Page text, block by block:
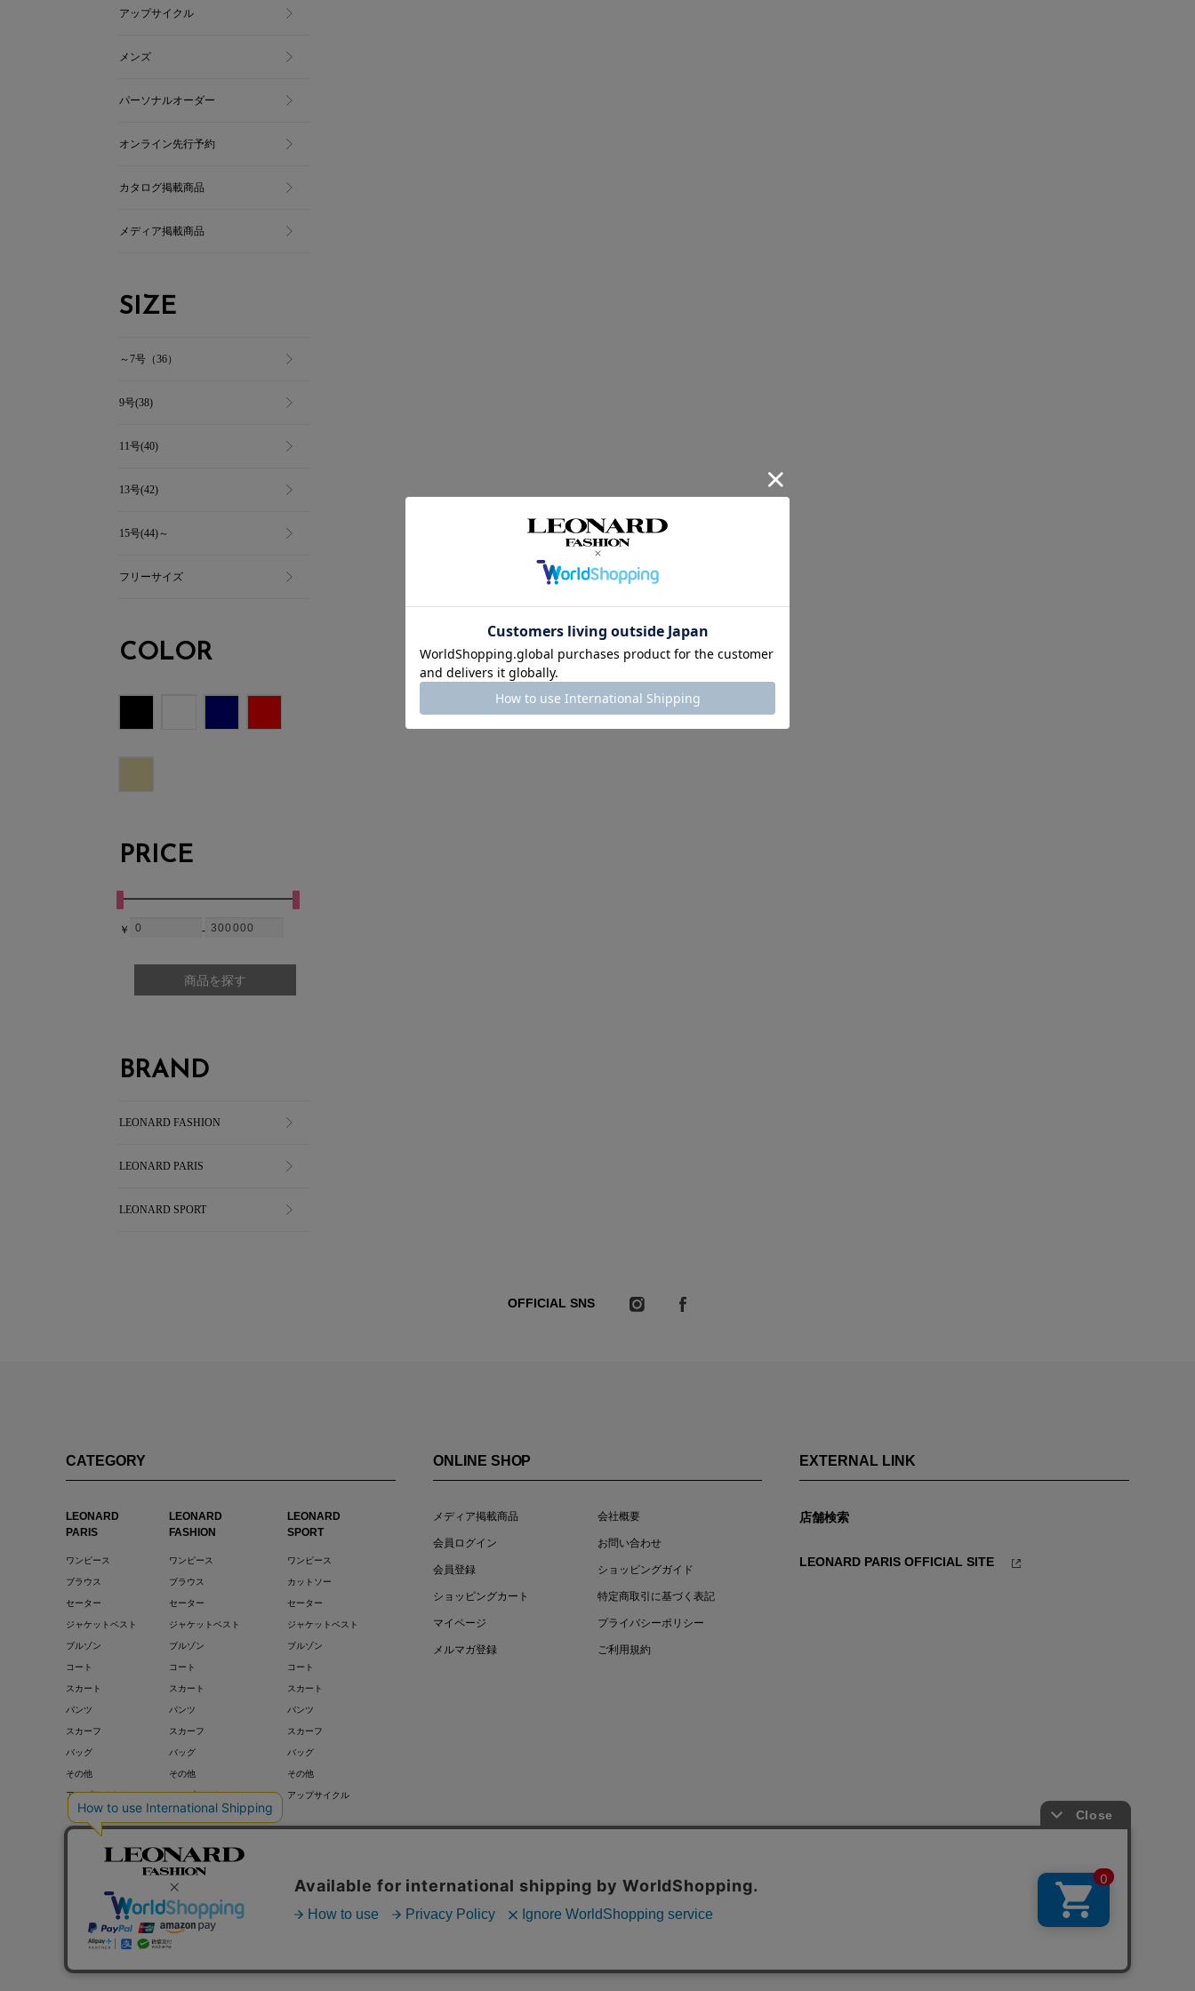
アップサイクル
メンズ
パーソナルオーダー
オンライン先行予約
カタログ掲載商品
メディア掲載商品
SIZE
～7号（36）
9号(38)
11号(40)
13号(42)
15号(44)～
フリーサイズ
COLOR
PRICE
￥ -
商品を探す
BRAND
LEONARD FASHION
LEONARD PARIS
LEONARD SPORT
OFFICIAL SNS
CATEGORY
LEONARD
PARIS
ワンピース
ブラウス
セーター
ジャケットベスト
ブルゾン
コート
スカート
パンツ
スカーフ
バッグ
その他
アップサイクル
LEONARD
FASHION
ワンピース
ブラウス
セーター
ジャケットベスト
ブルゾン
コート
スカート
パンツ
スカーフ
バッグ
その他
アップサイクル
LEONARD
SPORT
ワンピース
カットソー
セーター
ジャケットベスト
ブルゾン
コート
スカート
パンツ
スカーフ
バッグ
その他
アップサイクル
ONLINE SHOP
メディア掲載商品
会員ログイン
会員登録
ショッピングカート
マイページ
メルマガ登録
会社概要
お問い合わせ
ショッピングガイド
特定商取引に基づく表記
プライバシーポリシー
ご利用規約
EXTERNAL LINK
店舗検索
LEONARD PARIS OFFICIAL SITE
COPYRIGHT © LEONARD PARIS. ALL RIGHTS RESERVED.